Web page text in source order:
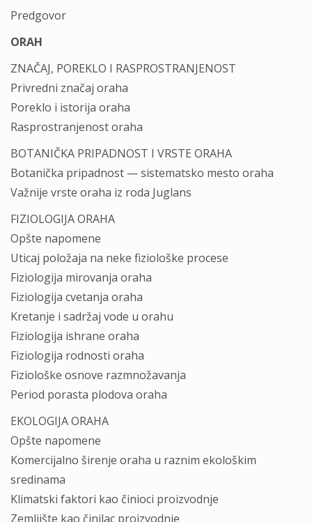
Predgovor
ORAH
ZNAČAJ, POREKLO I RASPROSTRANJENOST
Privredni značaj oraha
Poreklo i istorija oraha
Rasprostranjenost oraha
BOTANIČKA PRIPADNOST I VRSTE ORAHA
Botanička pripadnost — sistematsko mesto oraha
Važnije vrste oraha iz roda Juglans
FIZIOLOGIJA ORAHA
Opšte napomene
Uticaj položaja na neke fiziološke procese
Fiziologija mirovanja oraha
Fiziologija cvetanja oraha
Kretanje i sadržaj vode u orahu
Fiziologija ishrane oraha
Fiziologija rodnosti oraha
Fiziološke osnove razmnožavanja
Period porasta plodova oraha
EKOLOGIJA ORAHA
Opšte napomene
Komercijalno širenje oraha u raznim ekološkim
sredinama
Klimatski faktori kao činioci proizvodnje
Zemljište kao činilac proizvodnje